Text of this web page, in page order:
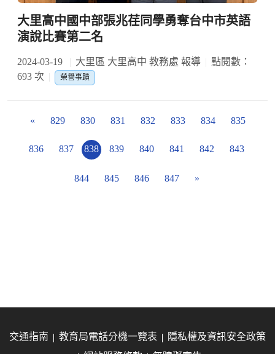
大里高中國中部張兆荏同學勇奪台中市英語
演說比賽第二名
2024-03-19 大里區 大里高中 教務處 報導
點閱數：
693 次
榮譽事蹟
« 829 830 831 832 833 834 835
836 837 838 839 840 841 842 843
844 845 846 847 »
交通指南 教育局電話分機一覽表
隱私權及資訊安全政策